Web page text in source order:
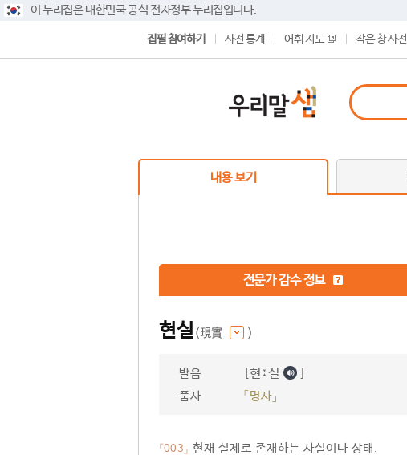
이 누리집은 대한민국 공식 전자정부 누리집입니다.
집필 참여하기 사전 통계 어휘 지도 작은 창 사전
내용 보기
전문가 감수 정보
현실(現實 )
발음 [현ː실 ]
품사 「명사」
「003」 현재 실제로 존재하는 사실이나 상태.